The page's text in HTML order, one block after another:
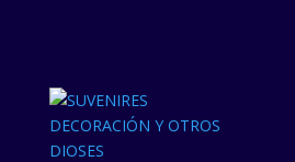
DECORACIÓN Y OTROS
DIOSES